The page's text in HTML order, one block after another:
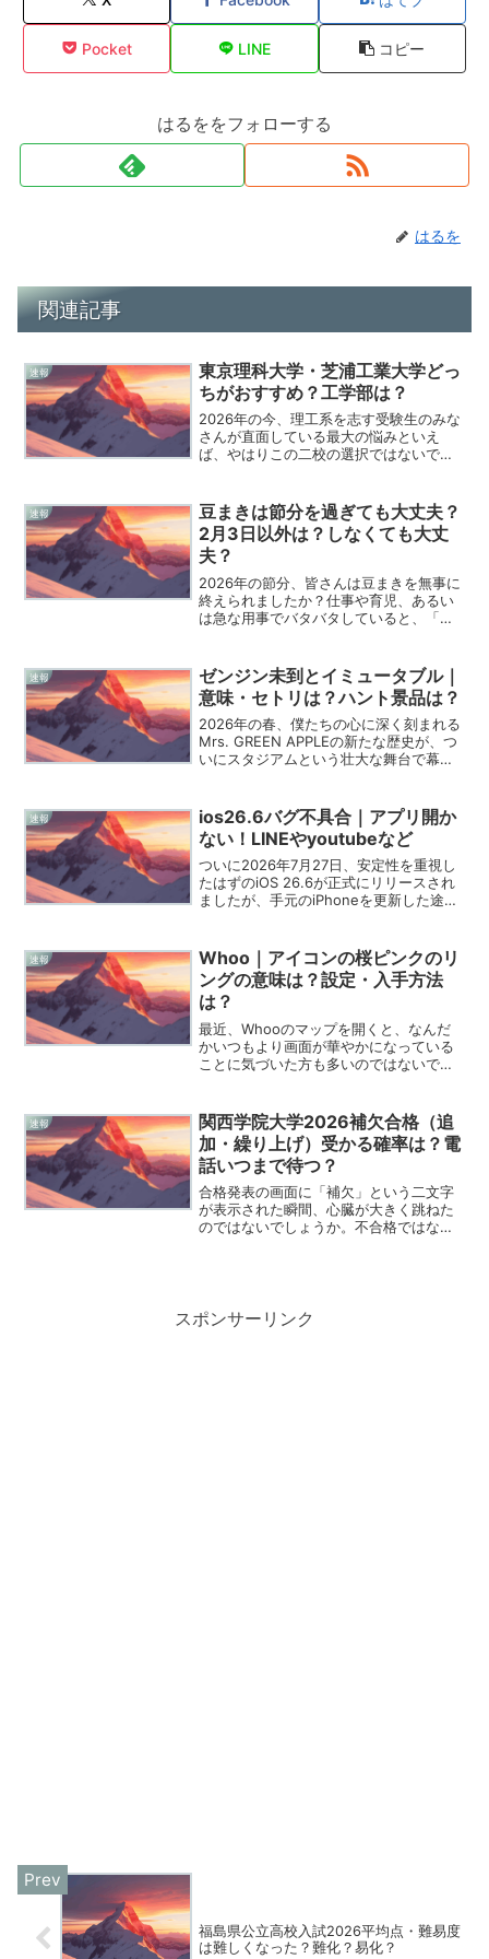
Pocket LINE コピー
はるををフォローする
はるを
関連記事
速報
東京理科大学・芝浦工業大学どっ
ちがおすすめ？工学部は？
2026年の今、理工系を志す受験生のみな
さんが直面している最大の悩みといえ
ば、やはりこの二校の選択ではないでし
が、その色合いは驚くほどに異なってい
ます。僕自身、多くの受...
速報
豆まきは節分を過ぎても大丈夫？
2月3日以外は？しなくても大丈
夫？
2026年の節分、皆さんは豆まきを無事に
終えられましたか？仕事や育児、あるい
は急な用事でバタバタしていると、「気
な行事だからこそ、タイミングを逃して
しまうと「もう意味が...
速報
ゼンジン未到とイミュータブル｜
意味・セトリは？ハント景品は？
2026年の春、僕たちの心に深く刻まれる
Mrs. GREEN APPLEの新たな歴史が、つ
いにスタジアムという壮大な舞台で幕を
ータブル～間奏編～」は、単なるライブ
の枠...
速報
ios26.6バグ不具合｜アプリ開か
ない！LINEやyoutubeなど
ついに2026年7月27日、安定性を重視し
たはずのiOS 26.6が正式にリリースされ
ましたが、手元のiPhoneを更新した途端
は次期iOS 27に向けた重要な準備が含...
速報
Whoo｜アイコンの桜ピンクのリ
ングの意味は？設定・入手方法
は？
最近、Whooのマップを開くと、なんだ
かいつもより画面が華やかになっている
ことに気づいた方も多いのではないでし
示されていて、春の訪れを感じさせてく
れる素敵な演出ですよね...
速報
関西学院大学2026補欠合格（追
加・繰り上げ）受かる確率は？電
話いつまで待つ？
合格発表の画面に「補欠」という二文字
が表示された瞬間、心臓が大きく跳ねた
のではないでしょうか。不合格ではない
スポンサーリンク
福島県公立高校入試2026平均点・難易度
は難しくなった？難化？易化？